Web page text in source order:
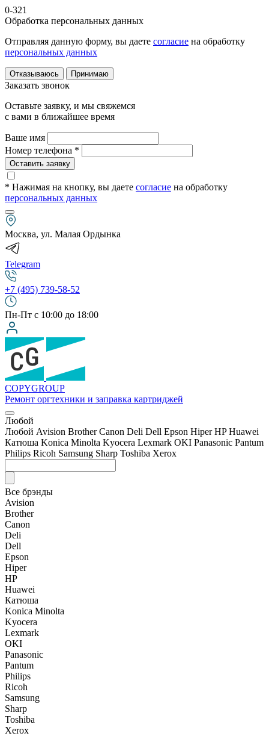
0-321
Обработка персональных данных
Отправляя данную форму, вы даете согласие на обработку
персональных данных
Отказываюсь Принимаю
Заказать звонок
Оставьте заявку, и мы свяжемся
с вами в ближайшее время
Ваше имя
Номер телефона *
Оставить заявку
* Нажимая на кнопку, вы даете согласие на обработку
персональных данных
Москва, ул. Малая Ордынка
Telegram
+7 (495) 739-58-52
Пн-Пт с 10:00 до 18:00
COPYGROUP
Ремонт оргтехники и заправка картриджей
Любой
Любой Avision Brother Canon Deli Dell Epson Hiper HP Huawei
Катюша Konica Minolta Kyocera Lexmark OKI Panasonic Pantum
Philips Ricoh Samsung Sharp Toshiba Xerox
Все брэнды
Avision
Brother
Canon
Deli
Dell
Epson
Hiper
HP
Huawei
Катюша
Konica Minolta
Kyocera
Lexmark
OKI
Panasonic
Pantum
Philips
Ricoh
Samsung
Sharp
Toshiba
Xerox